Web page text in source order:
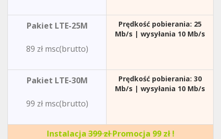
Pakiet LTE-25M
89 zł msc(brutto)
Prędkość pobierania: 25
Mb/s | wysyłania 10 Mb/s
Pakiet LTE-30M
99 zł msc(brutto)
Prędkość pobierania: 30
Mb/s | wysyłania 10 Mb/s
Instalacja399 złPromocja 99 zł !